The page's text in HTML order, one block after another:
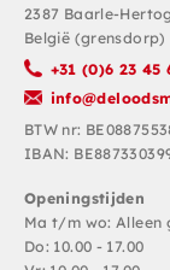
2387 Baarle-Hertog
België (grensdorp)
+31 (0)6 23 45
BTW nr:
IBAN:
Openingstijden
Ma t/m wo: Alleen
Do: 10.00 - 17.00